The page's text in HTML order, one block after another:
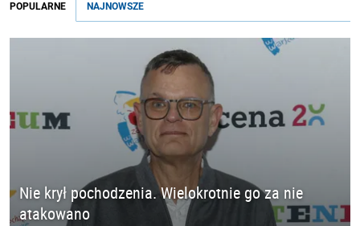
POPULARNE NAJNOWSZE
Nie krył pochodzenia. Wielokrotnie go za nie
atakowano